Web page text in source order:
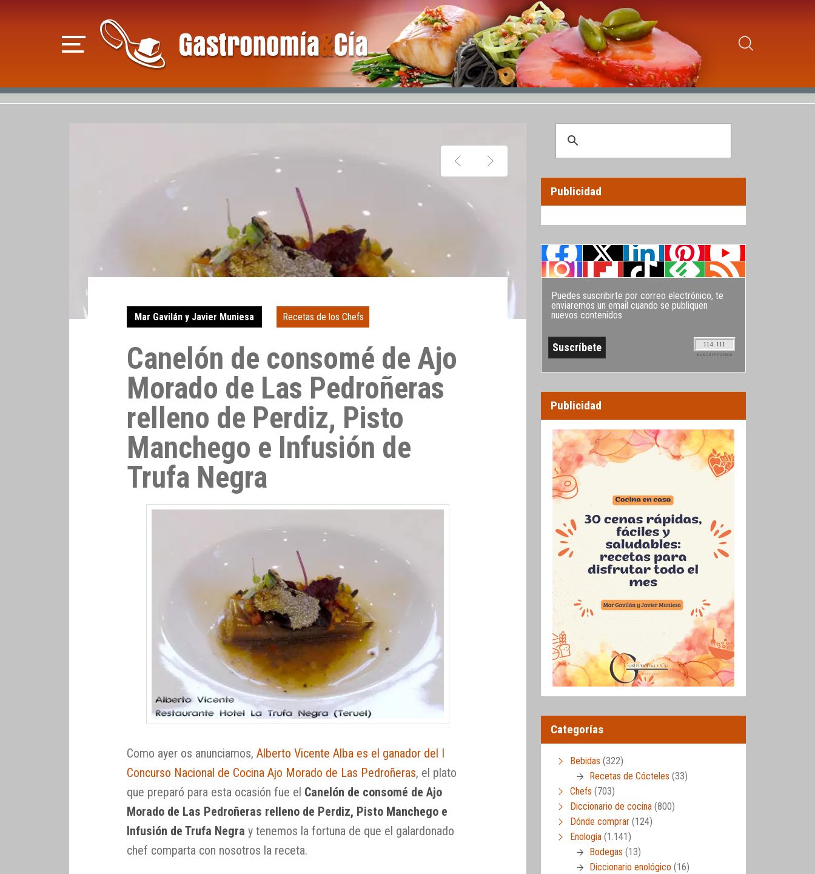
Mar Gavilán y Javier Muniesa Recetas de los Chefs
Canelón de consomé de Ajo
Morado de Las Pedroñeras
relleno de Perdiz, Pisto
Manchego e Infusión de
Trufa Negra
Como ayer os anunciamos,Alberto Vicente Alba es el ganador del I
Concurso Nacional de Cocina Ajo Morado de Las Pedroñeras, el plato
que preparó para esta ocasión fue el Canelón de consomé de Ajo
Morado de Las Pedroñeras relleno de Perdiz, Pisto Manchego e
Infusión de Trufa Negra y tenemos la fortuna de que el galardonado
chef comparta con nosotros la receta.
Publicidad
Puedes suscribirte por correo electrónico, te
enviaremos un email cuando se publiquen
nuevos contenidos
114.111
SUSCRIPTORES
Publicidad
Categorías
Bebidas (322)
Recetas de Cócteles (33)
Chefs (703)
Diccionario de cocina (800)
Dónde comprar (124)
Enología (1.141)
Bodegas (13)
Diccionario enológico (16)